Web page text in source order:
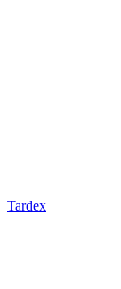
Tardex